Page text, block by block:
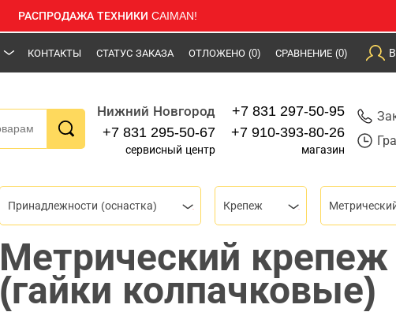
РАСПРОДАЖА ТЕХНИКИ CAIMAN!
КОНТАКТЫ СТАТУС ЗАКАЗА ОТЛОЖЕНО (0) СРАВНЕНИЕ (0)
Нижний Новгород
+7 831 295-50-67
сервисный центр
+7 831 297-50-95
+7 910-393-80-26
магазин
Принадлежности (оснастка) Крепеж
Метрический крепеж
(гайки колпачковые)